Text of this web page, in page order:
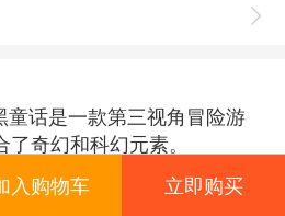
童话是一款第三视角冒险游
奇幻和科幻元素。
架无人侦察机从空中坠落。
秘密的地下军事基地，唤醒
入购物车 立即购买